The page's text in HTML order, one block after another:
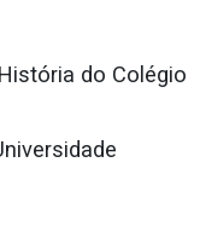
do Colégio